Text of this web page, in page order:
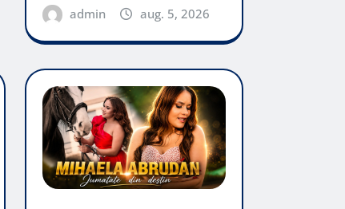
admin aug. 5, 2026